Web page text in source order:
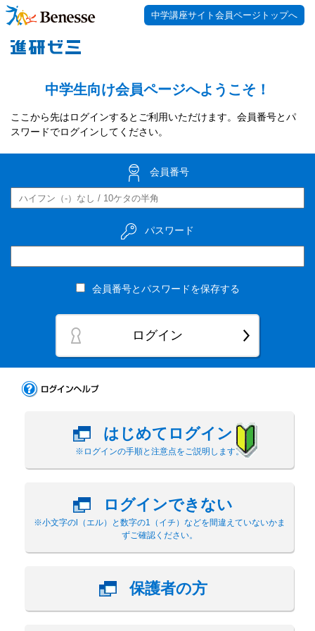
中学講座サイト会員ページトップへ
中学生向け会員ページへようこそ！
ここから先はログインするとご利用いただけます。会員番号とパ
スワードでログインしてください。
会員番号
パスワード
会員番号とパスワードを保存する
ログイン
はじめてログイン
※ログインの手順と注意点をご説明します。
ログインできない
※小文字のl（エル）と数字の1（イチ）などを間違えていないかま
ずご確認ください。
保護者の方